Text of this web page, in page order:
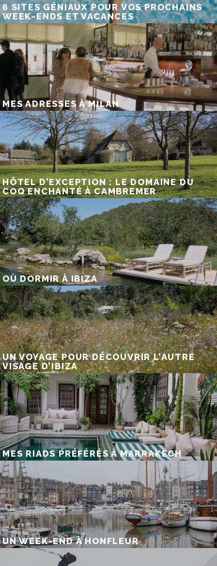
6 SITES GÉNIAUX POUR VOS PROCHAINS
WEEK-ENDS ET VACANCES
MES ADRESSES À MILAN
HÔTEL D’EXCEPTION : LE DOMAINE DU
COQ ENCHANTÉ À CAMBREMER
OÙ DORMIR À IBIZA
UN VOYAGE POUR DÉCOUVRIR L’AUTRE
VISAGE D’IBIZA
MES RIADS PRÉFÉRÉS À MARRAKECH
UN WEEK-END À HONFLEUR